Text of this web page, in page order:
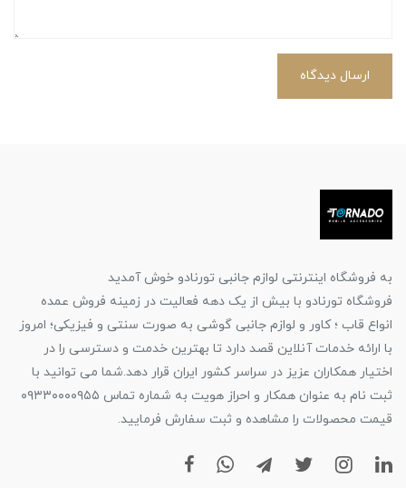
ارسال دیدگاه
به فروشگاه اینترنتی لوازم جانبی تورنادو خوش آمدید
فروشگاه تورنادو با بیش از یک دهه فعالیت در زمینه فروش عمده
انواع قاب ؛ کاور و لوازم جانبی گوشی به صورت سنتی و فیزیکی؛ امروز
با ارائه خدمات آنلاین قصد دارد تا بهترین خدمت و دسترسی را در
اختیار همکاران عزیز در سراسر کشور ایران قرار دهد.شما می توانید با
ثبت نام به عنوان همکار و احراز هویت به شماره تماس ۰۹۳۳۰۰۰۰۹۵۵
قیمت محصولات را مشاهده و ثبت سفارش فرمایید.